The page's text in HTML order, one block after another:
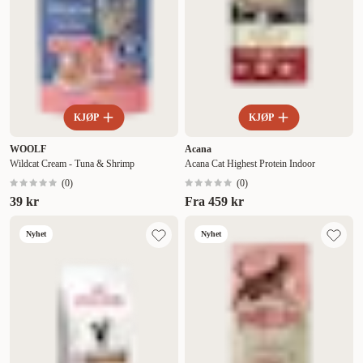
KJØP
WOOLF
Wildcat Cream - Tuna & Shrimp
(0)
39 kr
KJØP
Acana
Acana Cat Highest Protein Indoor
(0)
Fra 459 kr
Nyhet Nyhet